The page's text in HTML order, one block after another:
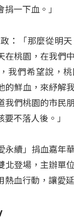
一下血。」​
：「那麼從明
在桃園，在我們
我們希望說，
的鮮血，來紓解
我們桃園的市民
不落人後。」​
永續」捐血嘉年
北登場，主辦單
熱血行動，讓愛延